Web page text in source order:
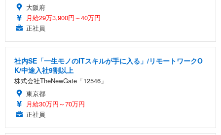
大阪府
月給29万3,900円～40万円
正社員
社内SE「一生モノのITスキルが手に入る」/リモートワークO
K/中途入社9割以上
株式会社TheNewGate「12546」
東京都
月給30万円～70万円
正社員